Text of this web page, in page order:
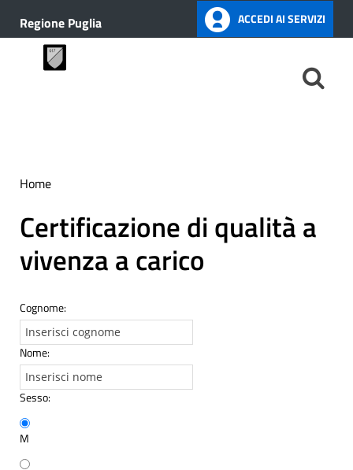
Regione Puglia ACCEDI AI SERVIZI
Home
Certificazione di qualità a
vivenza a carico
Cognome:
Nome:
Sesso:
M